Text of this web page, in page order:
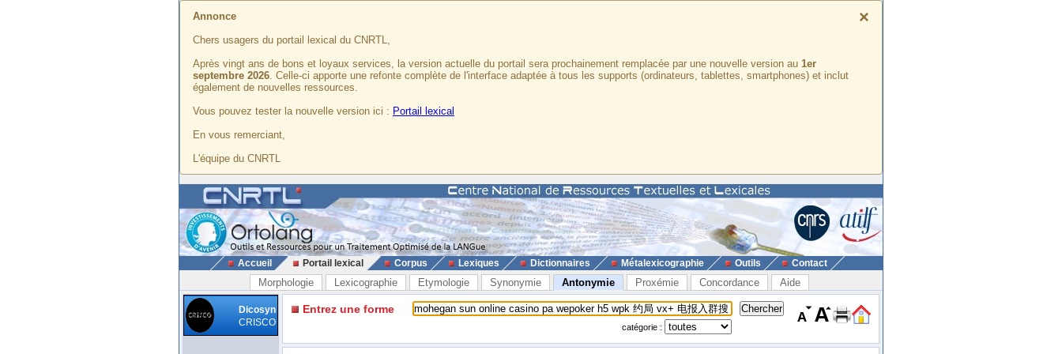
×
Annonce
Chers usagers du portail lexical du CNRTL,
Après vingt ans de bons et loyaux services, la version actuelle du portail sera prochainement remplacée par une nouvelle version au 1er
septembre 2026. Celle-ci apporte une refonte complète de l'interface adaptée à tous les supports (ordinateurs, tablettes, smartphones) et inclut
également de nouvelles ressources.
Vous pouvez tester la nouvelle version ici : Portail lexical
En vous remerciant,
L'équipe du CNRTL
Accueil Portail lexical Corpus Lexiques Dictionnaires Métalexicographie Outils Contact
Morphologie Lexicographie Etymologie Synonymie Antonymie Proxémie Concordance Aide
Dicosyn
CRISCO
Entrez une forme
catégorie :